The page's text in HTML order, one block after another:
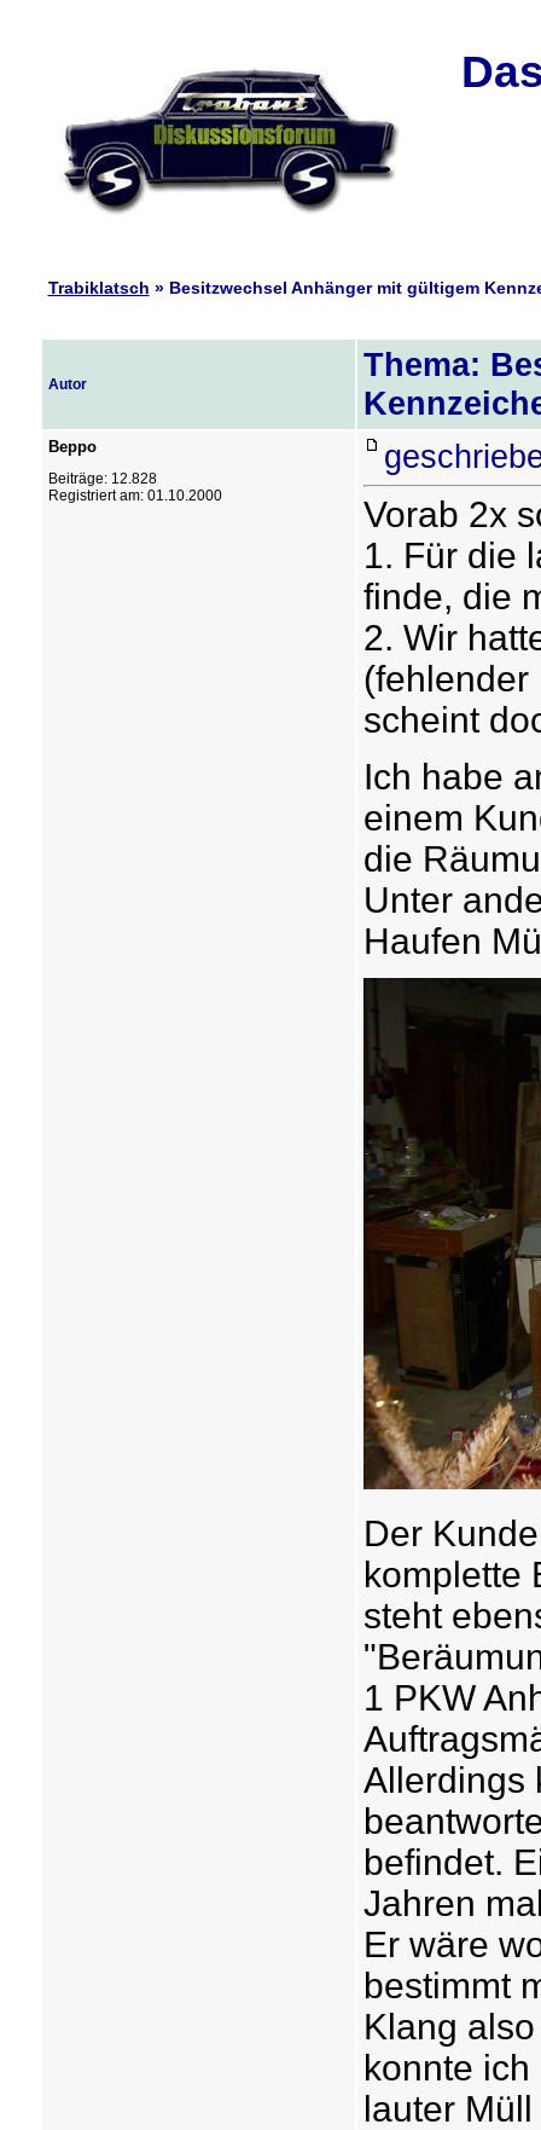
Trabiklatsch » Besitzwechsel Anhänger mit gültigem
Autor
Thema:
Beppo
Beiträge: 12.828
Registriert am: 01.10.2000
Vorab 2x
1. Für die
finde, die
2. Wir
(fehlender
scheint
Ich habe
einem
die
Unter
Haufen
Der
komplette
steht
1 PKW
Allerdings
befindet.
Jahren
Er wäre
bestimmt
Klang
konnte
lauter